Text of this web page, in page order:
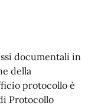
documentali in
della
protocollo è
Protocollo